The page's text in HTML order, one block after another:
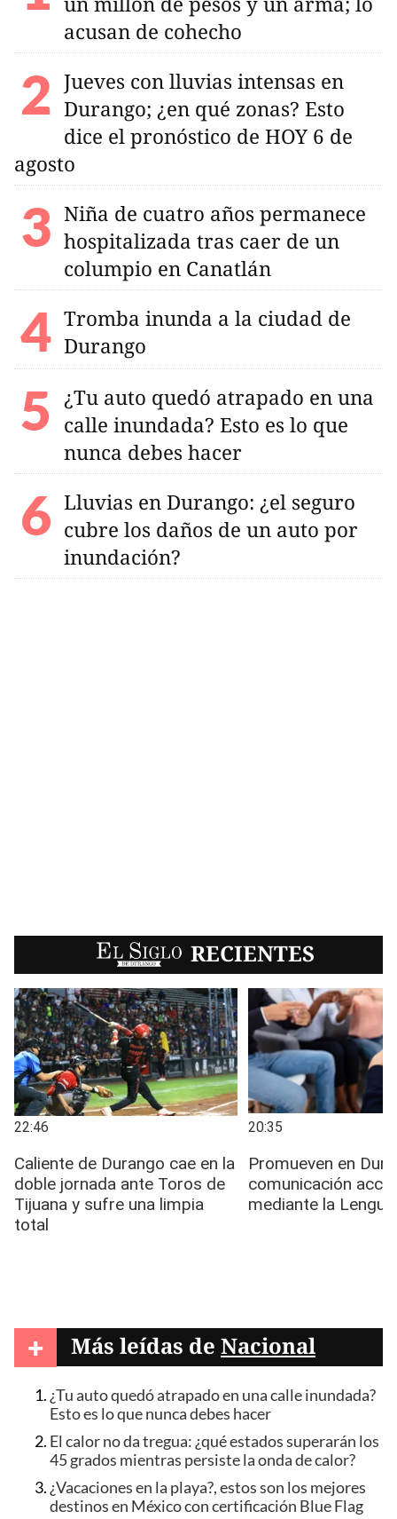
acusan de cohecho
Jueves con lluvias intensas en
Durango; ¿en qué zonas? Esto
dice el pronóstico de HOY 6 de
agosto
Niña de cuatro años permanece
hospitalizada tras caer de un
columpio en Canatlán
Tromba inunda a la ciudad de
Durango
¿Tu auto quedó atrapado en una
calle inundada? Esto es lo que
nunca debes hacer
Lluvias en Durango: ¿el seguro
cubre los daños de un auto por
inundación?
EL SIGLO RECIENTES
+ Más leídas de Nacional
¿Tu auto quedó atrapado en una calle inundada?
Esto es lo que nunca debes hacer
El calor no da tregua: ¿qué estados superarán los
45 grados mientras persiste la onda de calor?
¿Vacaciones en la playa?, estos son los mejores
destinos en México con certificación Blue Flag